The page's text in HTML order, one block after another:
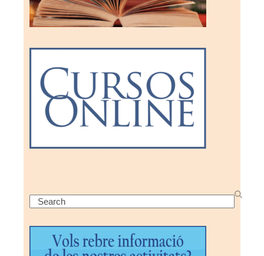
Search